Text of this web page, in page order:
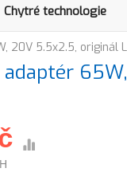
Chytré technologie
20V 5.5x2.5, originál
adaptér